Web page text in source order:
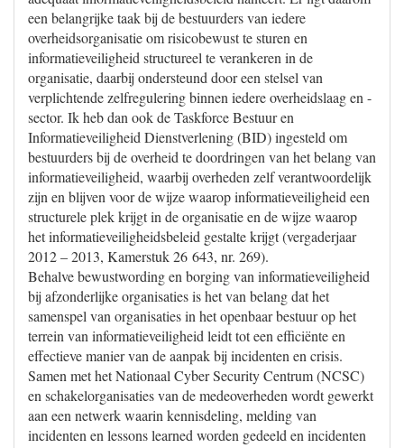
een belangrijke taak bij de bestuurders van iedere
overheidsorganisatie om risicobewust te sturen en
informatieveiligheid structureel te verankeren in de
organisatie, daarbij ondersteund door een stelsel van
verplichtende zelfregulering binnen iedere overheidslaag en -
sector. Ik heb dan ook de Taskforce Bestuur en
Informatieveiligheid Dienstverlening (BID) ingesteld om
bestuurders bij de overheid te doordringen van het belang van
informatieveiligheid, waarbij overheden zelf verantwoordelijk
zijn en blijven voor de wijze waarop informatieveiligheid een
structurele plek krijgt in de organisatie en de wijze waarop
het informatieveiligheidsbeleid gestalte krijgt (vergaderjaar
2012 – 2013, Kamerstuk 26 643, nr. 269).
Behalve bewustwording en borging van informatieveiligheid
bij afzonderlijke organisaties is het van belang dat het
samenspel van organisaties in het openbaar bestuur op het
terrein van informatieveiligheid leidt tot een efficiënte en
effectieve manier van de aanpak bij incidenten en crisis.
Samen met het Nationaal Cyber Security Centrum (NCSC)
en schakelorganisaties van de medeoverheden wordt gewerkt
aan een netwerk waarin kennisdeling, melding van
incidenten en lessons learned worden gedeeld en incidenten